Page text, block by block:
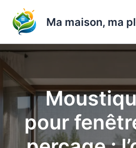
contenu
Ma maison, ma
pour